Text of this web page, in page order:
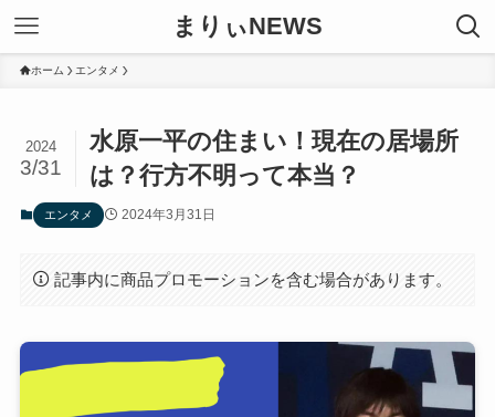
まりぃNEWS
ホーム エンタメ
水原一平の住まい！現在の居場所
は？行方不明って本当？
2024
3/31
エンタメ 2024年3月31日
記事内に商品プロモーションを含む場合があります。